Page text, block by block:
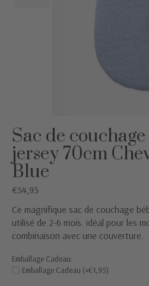
Sac de
jersey 70cm
Blue
€54,95
Ce magnifique sac de couchage
utilisé de 2-6 mois. idéal pour les
combinaison avec une couverture.
Emballage Cadeau:
Emballage Cadeau (+€1,95)